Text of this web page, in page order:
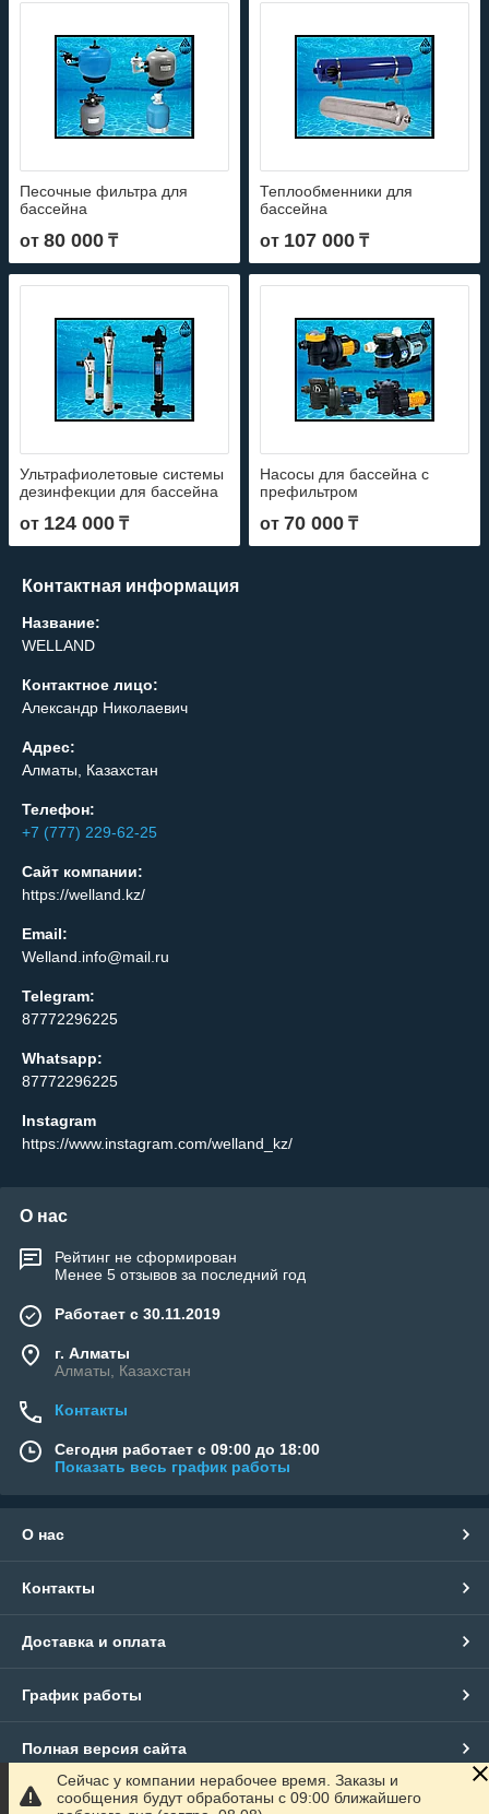
Песочные фильтра для
бассейна
от 80 000 ₸
Теплообменники для
бассейна
от 107 000 ₸
Ультрафиолетовые системы
дезинфекции для бассейна
от 124 000 ₸
Насосы для бассейна c
префильтром
от70 000 ₸
Контактная информация
Название:
WELLAND
Контактное лицо:
Александр Николаевич
Адрес:
Алматы, Казахстан
Телефон:
+7 (777) 229-62-25
Сайт компании:
https://welland.kz/
Email:
Welland.info@mail.ru
Telegram:
87772296225
Whatsapp:
87772296225
Instagram
https://www.instagram.com/welland_kz/
О нас
Рейтинг не сформирован
Менее 5 отзывов за последний год
Работает с 30.11.2019
г. Алматы
Алматы, Казахстан
Контакты
Сегодня работает с 09:00 до 18:00
Показать весь график работы
О нас
Контакты
Доставка и оплата
График работы
Полная версия сайта
Сайт создан на маркетплейсеSatu.kz
Сейчас у компании нерабочее время. Заказы и
сообщения будут обработаны с 09:00 ближайшего